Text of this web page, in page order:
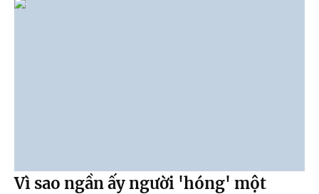
Vì sao ngần ấy người 'hóng' một